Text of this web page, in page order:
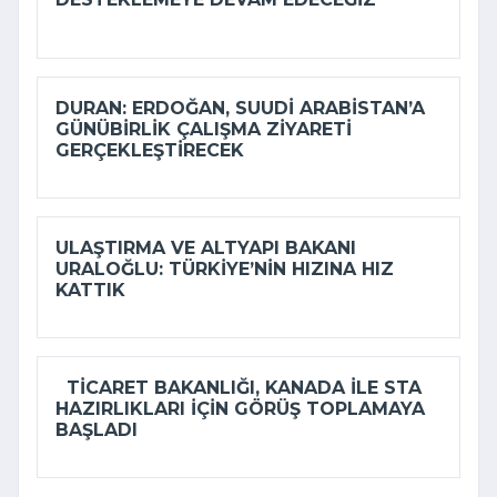
DURAN: ERDOĞAN, SUUDI ARABISTAN’A
GÜNÜBIRLIK ÇALIŞMA ZIYARETI
GERÇEKLEŞTIRECEK
ULAŞTIRMA VE ALTYAPI BAKANI
URALOĞLU: TÜRKIYE’NIN HIZINA HIZ
KATTIK
TICARET BAKANLIĞI, KANADA ILE STA
HAZIRLIKLARI IÇIN GÖRÜŞ TOPLAMAYA
BAŞLADI